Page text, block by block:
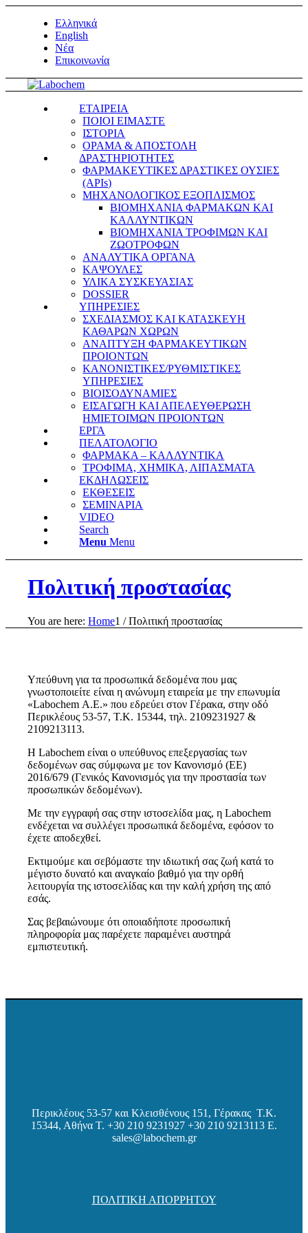
Ελληνικά
English
Νέα
Επικοινωνία
ΕΤΑΙΡΕΙΑ
ΠΟΙΟΙ ΕΙΜΑΣΤΕ
ΙΣΤΟΡΙΑ
ΟΡΑΜΑ & ΑΠΟΣΤΟΛΗ
ΔΡΑΣΤΗΡΙΟΤΗΤΕΣ
ΦΑΡΜΑΚΕΥΤΙΚΕΣ ΔΡΑΣΤΙΚΕΣ ΟΥΣΙΕΣ
(APIs)
ΜΗΧΑΝΟΛΟΓΙΚΟΣ ΕΞΟΠΛΙΣΜΟΣ
ΒΙΟΜΗΧΑΝΙΑ ΦΑΡΜΑΚΩΝ ΚΑΙ
ΚΑΛΛΥΝΤΙΚΩΝ
ΒΙΟΜΗΧΑΝΙΑ ΤΡΟΦΙΜΩΝ ΚΑΙ
ΖΩΟΤΡΟΦΩΝ
ΑΝΑΛΥΤΙΚΑ ΟΡΓΑΝΑ
ΚΑΨΟΥΛΕΣ
ΥΛΙΚΑ ΣΥΣΚΕΥΑΣΙΑΣ
DOSSIER
ΥΠΗΡΕΣΙΕΣ
ΣΧΕΔΙΑΣΜΟΣ ΚΑΙ ΚΑΤΑΣΚΕΥΗ
ΚΑΘΑΡΩΝ ΧΩΡΩΝ
ΑΝΑΠΤΥΞΗ ΦΑΡΜΑΚΕΥΤΙΚΩΝ
ΠΡΟΙΟΝΤΩΝ
ΚΑΝΟΝΙΣΤΙΚΕΣ/ΡΥΘΜΙΣΤΙΚΕΣ
ΥΠΗΡΕΣΙΕΣ
ΒΙΟΙΣΟΔΥΝΑΜΙΕΣ
ΕΙΣΑΓΩΓΗ ΚΑΙ ΑΠΕΛΕΥΘΕΡΩΣΗ
ΗΜΙΕΤΟΙΜΩΝ ΠΡΟΙΟΝΤΩΝ
ΕΡΓΑ
ΠΕΛΑΤΟΛΟΓΙΟ
ΦΑΡΜΑΚΑ – ΚΑΛΛΥΝΤΙΚΑ
ΤΡΟΦΙΜΑ, ΧΗΜΙΚΑ, ΛΙΠΑΣΜΑΤΑ
ΕΚΔΗΛΩΣΕΙΣ
ΕΚΘΕΣΕΙΣ
ΣΕΜΙΝΑΡΙΑ
VIDEO
Search
Menu Menu
Πολιτική προστασίας
You are here: Home1 / Πολιτική προστασίας
Υπεύθυνη για τα προσωπικά δεδομένα που μας
γνωστοποιείτε είναι η ανώνυμη εταιρεία με την επωνυμία
«Labochem Α.Ε.» που εδρεύει στον Γέρακα, στην οδό
Περικλέους 53-57, Τ.Κ. 15344, τηλ. 2109231927 &
2109213113.
Η Labochem είναι ο υπεύθυνος επεξεργασίας των
δεδομένων σας σύμφωνα με τον Κανονισμό (ΕΕ)
2016/679 (Γενικός Κανονισμός για την προστασία των
προσωπικών δεδομένων).
Με την εγγραφή σας στην ιστοσελίδα μας, η Labochem
ενδέχεται να συλλέγει προσωπικά δεδομένα, εφόσον το
έχετε αποδεχθεί.
Εκτιμούμε και σεβόμαστε την ιδιωτική σας ζωή κατά το
μέγιστο δυνατό και αναγκαίο βαθμό για την ορθή
λειτουργία της ιστοσελίδας και την καλή χρήση της από
εσάς.
Σας βεβαιώνουμε ότι οποιαδήποτε προσωπική
πληροφορία μας παρέχετε παραμένει αυστηρά
εμπιστευτική.
Περικλέους 53-57 και Κλεισθένους 151, Γέρακας Τ.Κ.
15344, Αθήνα Τ. +30 210 9231927 +30 210 9213113 E.
sales@labochem.gr
ΠΟΛΙΤΙΚΗ ΑΠΟΡΡΗΤΟΥ